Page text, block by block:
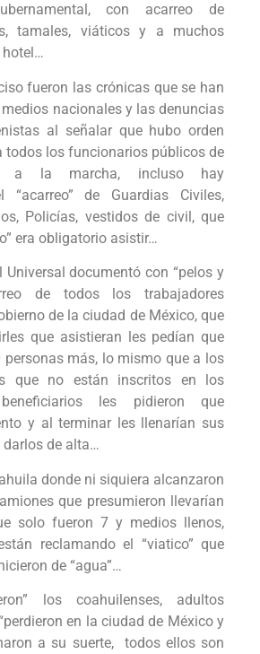
con acarreo de
tamales, viáticos y a muchos
hotel…
fueron las crónicas que se han
nacionales y las denuncias
al señalar que hubo orden
todos los funcionarios públicos de
a la marcha, incluso hay
“acarreo” de Guardias Civiles,
Policías, vestidos de civil, que
era obligatorio asistir…
documentó con “pelos y
de todos los trabajadores
de la ciudad de México, que
que asistieran les pedían que
personas más, lo mismo que a los
que no están inscritos en los
les pidieron que
y al terminar les llenarían sus
de alta…
donde ni siquiera alcanzaron
que presumieron llevarían
solo fueron 7 y medios llenos,
reclamando el “viatico” que
de “agua”…
los coahuilenses, adultos
en la ciudad de México y
a su suerte, todos ellos son